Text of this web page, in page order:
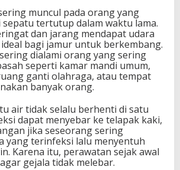
a
t
S
e
j
a
k
A
a
l
muncul pada orang yang
tertutup dalam waktu lama.
dan jarang mendapat udara
bagi jamur untuk berkembang.
dialami orang yang sering
seperti kamar mandi umum,
ganti olahraga, atau tempat
banyak orang.
air tidak selalu berhenti di satu
dapat menyebar ke telapak kaki,
jika seseorang sering
yang terinfeksi lalu menyentuh
Karena itu, perawatan sejak awal
gejala tidak melebar.